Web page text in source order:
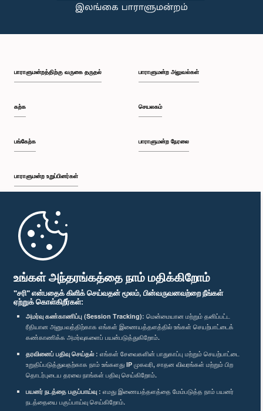
உங்கள் அந்தரங்கத்தை நாம் மதிக்கிறோம்
"சரி" என்பதைக் கிளிக் செய்வதன் மூலம், பின்வருவனவற்றை நீங்கள்
ஏற்றுக் கொள்கிறீர்கள்:
அமர்வு கண்காணிப்பு (Session Tracking): மென்மையான மற்றும் தனிப்பட்ட
ரீதியான அனுபவத்திற்காக எங்கள் இணையத்தளத்தில் உங்கள் செயற்பாட்டைக்
கண்காணிக்க அமர்வுகளைப் பயன்படுத்துகிறோம்.
தரவினைப் பதிவு செய்தல் : எங்கள் சேவைகளின் பாதுகாப்பு மற்றும் செயற்பாட்டை
உறுதிப்படுத்துவதற்காக நாம் உங்களது IP முகவரி, சாதன விவரங்கள் மற்றும் பிற
தொடர்புடைய தரவை நாங்கள் பதிவு செய்கிறோம்.
பயனர் நடத்தை பகுப்பாய்வு : எமது இணையத்தளத்தை மேம்படுத்த நாம் பயனர்
நடத்தையை பகுப்பாய்வு செய்கிறோம்.
பாராளுமன்றத்திற்கு வருகை தருதல்
கற்க
பங்கேற்க
பாராளுமன்ற உறுப்பினர்கள்
முதற்பக்கம்
பாராளுமன்ற அலுவல்கள்
செயலகம்
பாராளுமன்ற நேரலை
பாராளுமன்ற கையடக்க செயலி
எம்மை பின்தொடர்க :
விருதுகள்
தனியுரிமைக் கொள்கை